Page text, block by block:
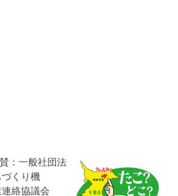
：一般社団法
づくり機
絡協議会